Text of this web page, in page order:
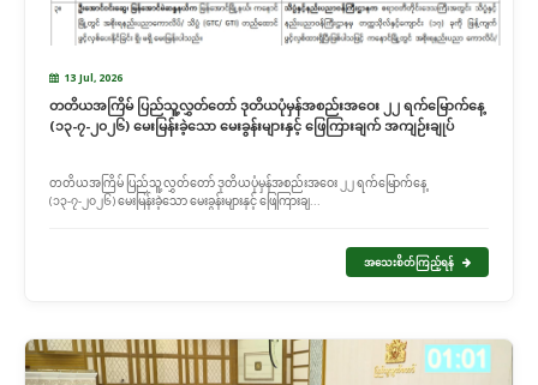
13 Jul, 2026
တတိယအကြိမ် ပြည်သူ့လွှတ်တော် ဒုတိယပုံမှန်အစည်းအဝေး ၂၂ ရက်မြောက်နေ့
(၁၃-၇-၂၀၂၆) မေးမြန်းခဲ့သော မေးခွန်းများနှင့် ဖြေကြားချက် အကျဉ်းချုပ်
တတိယအကြိမ် ပြည်သူ့လွှတ်တော် ဒုတိယပုံမှန်အစည်းအဝေး ၂၂ ရက်မြောက်နေ့
(၁၃-၇-၂၀၂၆) မေးမြန်းခဲ့သော မေးခွန်းများနှင့် ဖြေကြားချ...
အသေးစိတ်ကြည့်ရန်